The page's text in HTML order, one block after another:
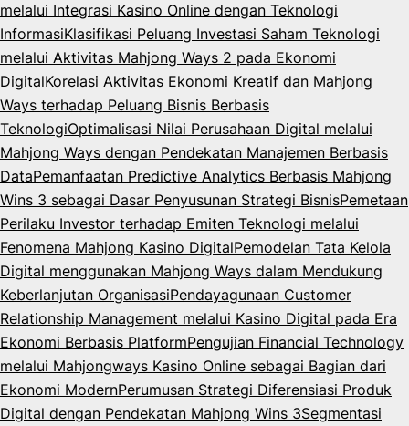
melalui Integrasi Kasino Online dengan Teknologi
InformasiKlasifikasi Peluang Investasi Saham Teknologi
melalui Aktivitas Mahjong Ways 2 pada Ekonomi
DigitalKorelasi Aktivitas Ekonomi Kreatif dan Mahjong
Ways terhadap Peluang Bisnis Berbasis
TeknologiOptimalisasi Nilai Perusahaan Digital melalui
Mahjong Ways dengan Pendekatan Manajemen Berbasis
DataPemanfaatan Predictive Analytics Berbasis Mahjong
Wins 3 sebagai Dasar Penyusunan Strategi BisnisPemetaan
Perilaku Investor terhadap Emiten Teknologi melalui
Fenomena Mahjong Kasino DigitalPemodelan Tata Kelola
Digital menggunakan Mahjong Ways dalam Mendukung
Keberlanjutan OrganisasiPendayagunaan Customer
Relationship Management melalui Kasino Digital pada Era
Ekonomi Berbasis PlatformPengujian Financial Technology
melalui Mahjongways Kasino Online sebagai Bagian dari
Ekonomi ModernPerumusan Strategi Diferensiasi Produk
Digital dengan Pendekatan Mahjong Wins 3Segmentasi